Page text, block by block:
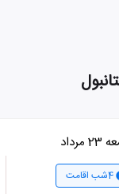
4شب اقامت